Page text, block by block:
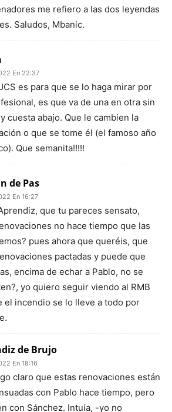
me refiero a las dos leyendas
Saludos, Mbanic.
En 22:37
es para que se lo haga mirar por
es que va de una en otra sin
cuesta abajo. Que le cambien la
o que se tome él (el famoso año
Que semanita!!!!!
de Pas
En 16:27
que tu pareces sensato,
no hace tiempo que las
pues ahora que queréis, que
pactadas y puede que
encima de echar a Pablo, no se
yo quiero seguir viendo al RMB
el incendio se lo lleve a todo por
de Brujo
En 18:16
claro que estas renovaciones están
con Pablo hace tiempo, pero
con Sánchez. Intuía, -yo no